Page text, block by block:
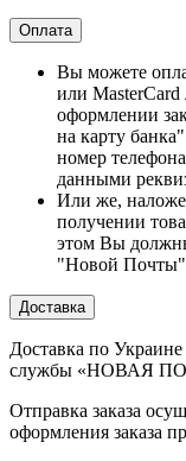
Оплата
Вы можете
или
оформлении
на карту
номер
данными
Или же,
получении
этом Вы
"Новой Почты"
Доставка
Доставка по
службы «НОВАЯ
Отправка заказа
оформления заказа